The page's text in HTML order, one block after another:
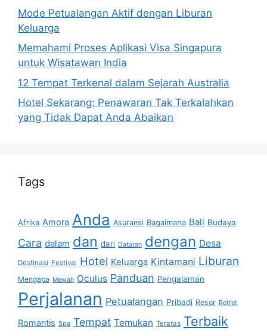
Mode Petualangan Aktif dengan Liburan
Keluarga
Memahami Proses Aplikasi Visa Singapura
untuk Wisatawan India
12 Tempat Terkenal dalam Sejarah Australia
Hotel Sekarang: Penawaran Tak Terkalahkan
yang Tidak Dapat Anda Abaikan
Tags
Afrika Amora Anda Asuransi Bagaimana Bali Budaya
Cara dalam dan dari Dataran dengan Desa
Destinasi Festival Hotel Keluarga Kintamani Liburan
Mengapa Mewah Oculus Panduan Pengalaman
Perjalanan Petualangan Pribadi Resor Retret
Romantis Spa Tempat Temukan Teratas Terbaik